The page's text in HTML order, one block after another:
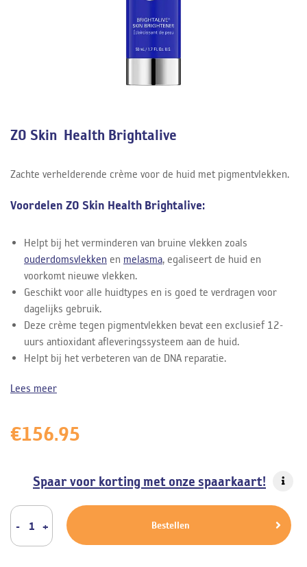
ZO Skin Health Brightalive
Zachte verhelderende crème voor de huid met pigmentvlekken.
Voordelen ZO Skin Health Brightalive:
Helpt bij het verminderen van bruine vlekken zoals
ouderdomsvlekken en melasma, egaliseert de huid en
voorkomt nieuwe vlekken.
Geschikt voor alle huidtypes en is goed te verdragen voor
dagelijks gebruik.
Deze crème tegen pigmentvlekken bevat een exclusief 12-
uurs antioxidant afleveringssysteem aan de huid.
Helpt bij het verbeteren van de DNA reparatie.
Lees meer
€156.95
Spaar voor korting met onze spaarkaart!
Bestellen